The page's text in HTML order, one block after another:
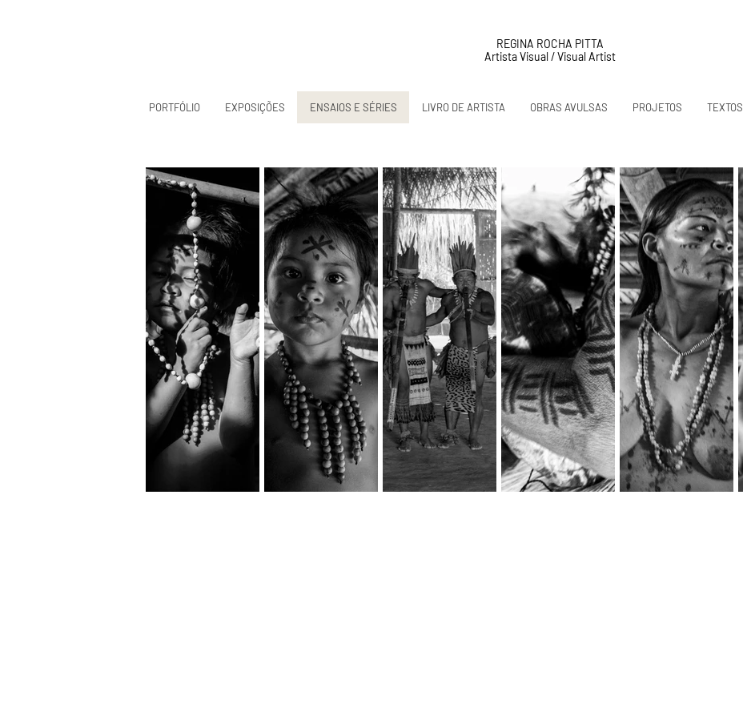
REGINA ROCHA PITTA
Artista Visual / Visual Artist
PORTFÓLIO EXPOSIÇÕES ENSAIOS E SÉRIES LIVRO DE ARTISTA OBRAS AVULSAS PROJETOS TEXTOS